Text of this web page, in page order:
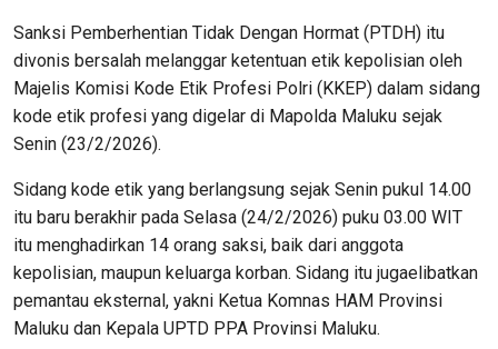
Sanksi Pemberhentian Tidak Dengan Hormat (PTDH) itu
divonis bersalah melanggar ketentuan etik kepolisian oleh
Majelis Komisi Kode Etik Profesi Polri (KKEP) dalam sidang
kode etik profesi yang digelar di Mapolda Maluku sejak
Senin (23/2/2026).
Sidang kode etik yang berlangsung sejak Senin pukul 14.00
itu baru berakhir pada Selasa (24/2/2026) puku 03.00 WIT
itu menghadirkan 14 orang saksi, baik dari anggota
kepolisian, maupun keluarga korban. Sidang itu jugaelibatkan
pemantau eksternal, yakni Ketua Komnas HAM Provinsi
Maluku dan Kepala UPTD PPA Provinsi Maluku.